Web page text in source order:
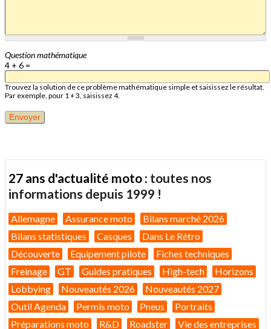
Question mathématique
4 + 6 =
Trouvez la solution de ce problème mathématique simple et saisissez le résultat.
Par exemple, pour 1 + 3, saisissez 4.
27 ans d'actualité moto : toutes nos
informations depuis 1999 !
Allemagne Assurance moto
Bilans marché 2026
Bilans statistiques
Casques
Dans Le Rétro
Découverte
Equipement pilote
Fiches techniques
Freinage
GT Guides pratiques High-tech
Horizons
Lobbying
Nouveautés 2026
Nouveautés 2027
Outil Agenda
Permis moto Pneus
Portraits
Préparations moto
R&D Roadster Vie des entreprises